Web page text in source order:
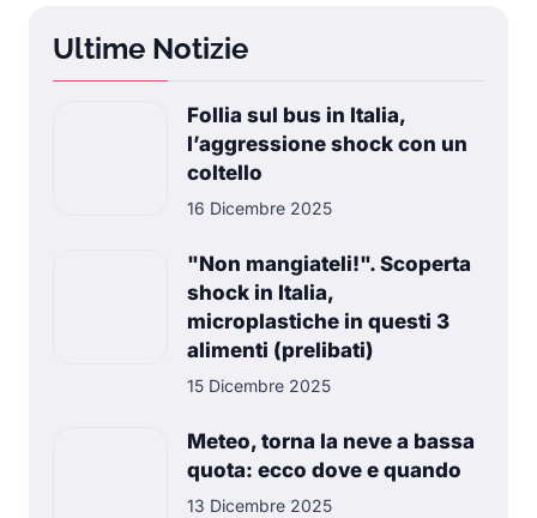
Ultime Notizie
Follia sul bus in Italia,
l’aggressione shock con un
coltello
16 Dicembre 2025
"Non mangiateli!". Scoperta
shock in Italia,
microplastiche in questi 3
alimenti (prelibati)
15 Dicembre 2025
Meteo, torna la neve a bassa
quota: ecco dove e quando
13 Dicembre 2025